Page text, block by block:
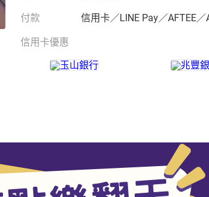
付款 信用卡／LINE Pay／AFTEE／
信用卡優惠